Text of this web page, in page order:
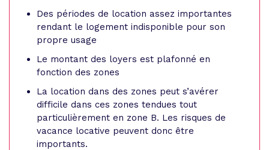
Des périodes de location assez importantes
rendant le logement indisponible pour son
propre usage
Le montant des loyers est plafonné en
fonction des zones
La location dans des zones peut s’avérer
difficile dans ces zones tendues tout
particulièrement en zone B. Les risques de
vacance locative peuvent donc être
importants.